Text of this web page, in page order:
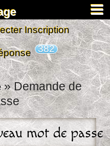
Inscription
382
»Demande de
mot de passe